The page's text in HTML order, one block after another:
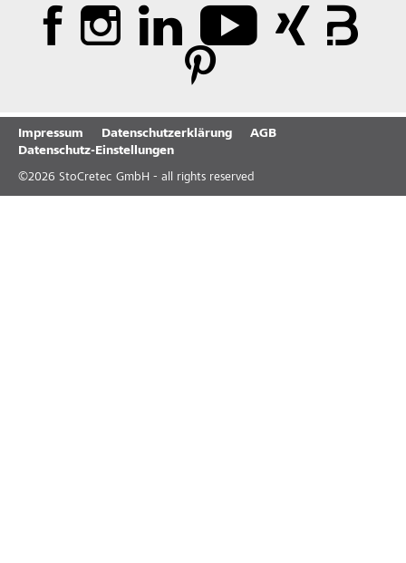
Impressum Datenschutzerklärung
AGB
Datenschutz-Einstellungen
©2026 StoCretec GmbH - all rights reserved